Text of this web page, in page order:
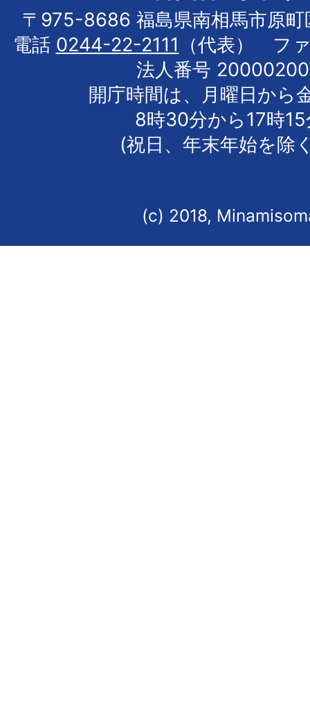
〒975-8686 福島県南相馬市原町
電話 0244-22-2111
（代表） フ
法人番号
開庁時間は、月曜日から
8時30分から17時
(祝日、年末年始を除
(c) 2018,